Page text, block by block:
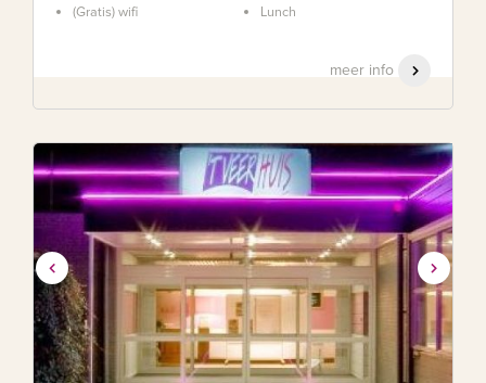
(Gratis) wifi
Lunch
meer info